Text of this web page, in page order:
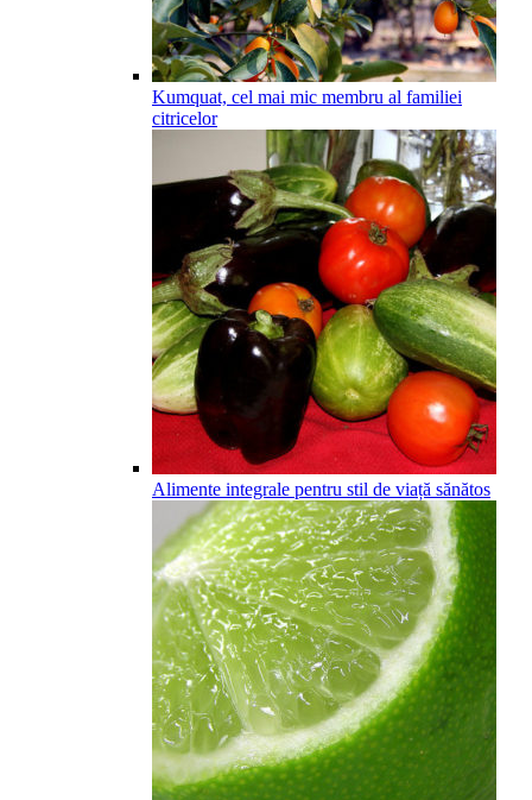
Kumquat, cel mai mic membru al familiei
citricelor
Alimente integrale pentru stil de viață sănătos